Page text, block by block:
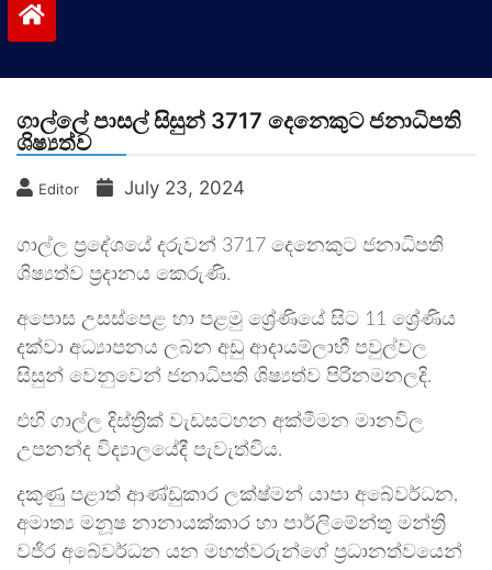
ගාල්ලේ පාසල් සිසුන් 3717 දෙනෙකුට ජනාධිපති
ශිෂ්‍යත්ව
Editor July 23, 2024
ගාල්ල ප්‍රදේශයේ දරුවන් 3717 දෙනෙකුට ජනාධිපති
ශිෂ්‍යත්ව ප්‍රදානය කෙරුණි.
අපොස උසස්පෙළ හා පළමු ශ්‍රේණියේ සිට 11 ශ්‍රේණිය
දක්වා අධ්‍යාපනය ලබන අඩු ආදායම්ලාභී පවුල්වල
සිසුන් වෙනුවෙන් ජනාධිපති ශිෂ්‍යත්ව පිරිනමනලදි.
එහි ගාල්ල දිස්ත්‍රික් වැඩසටහන අක්මීමන මානවිල
උපනන්ද විද්‍යාලයේදී පැවැත්විය.
දකුණු පළාත් ආණ්ඩුකාර ලක්ෂ්මන් යාපා අබේවර්ධන,
අමාත්‍ය මනූෂ නානායක්කාර හා පාර්ලිමේන්තු මන්ත්‍රි
වජිර අබේවර්ධන යන මහත්වරුන්ගේ ප්‍රධානත්වයෙන්